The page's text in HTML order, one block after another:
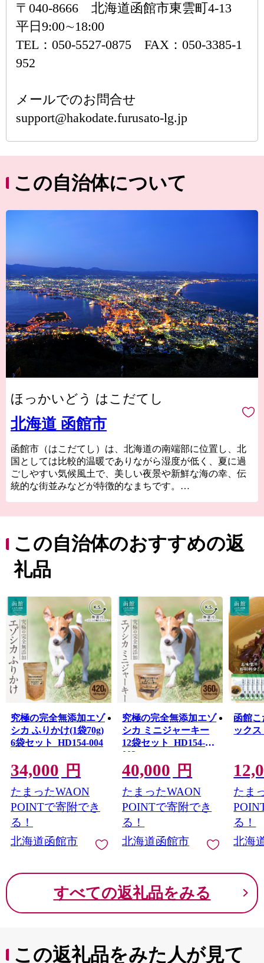
〒040-8666 北海道函館市東雲町4-13
平日9:00∼18:00
TEL：050-5527-0875 FAX：050-3385-1
952
メールでのお問合せ
support@hakodate.furusato-lg.jp
この自治体について
ほっかいどう はこだてし
北海道 函館市
函館市（はこだてし）は、北海道の南端部に位置し、北
国としては比較的温暖でありながら湿度が低く、夏に過
ごしやすい気候風土で、美しい夜景や新鮮な海の幸、伝
統的な街並みなどが特徴的なまちです。
できます。
函館市内の駅前・元町エリアに代表される異国情緒あふ
れる街並みは、1859年の「箱館開港」から西洋文化をい
ち早く取り入れてハイカラな生活が始まったことにより
もそのまま残っています。
函館市が有する「歴史」、「景観・街並み」、「食」を
はじめとした数多くの資源を磨き上げることで、まちの
活性化を図っていきたいと考えています。
この自治体のおすすめの返
礼品
究極の完全無添加エゾ
シカ ふりかけ(1袋70g)
6袋セット_HD154-004
34,000 円
たまったWAON
POINTで寄附でき
る！
北海道函館市
究極の完全無添加エゾ
シカ ミニジャーキー
12袋セット_HD154-
003
40,000 円
たまったWAON
POINTで寄附でき
る！
北海道函館市
函館
ックス
たま
る！
北海
すべての返礼品をみる
この返礼品をみた人が見て